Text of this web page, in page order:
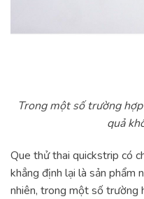
Trong một số trường
quả
Que thử thai quickstrip có
khẳng định lại là sản phẩm
nhiên, trong một số trường